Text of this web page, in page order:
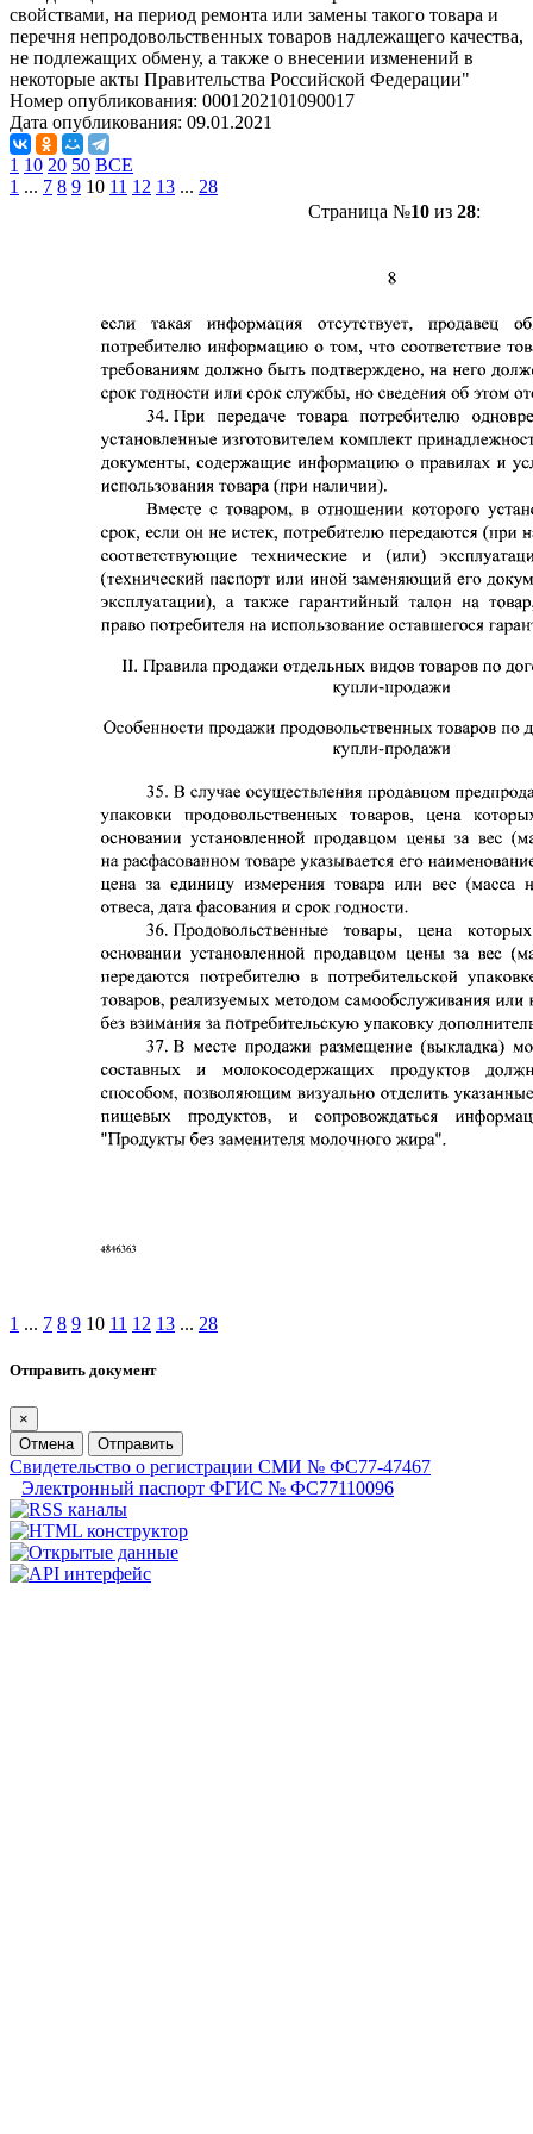
свойствами, на период ремонта или замены такого товара и
перечня непродовольственных товаров надлежащего качества,
не подлежащих обмену, а также о внесении изменений в
некоторые акты Правительства Российской Федерации"
Номер опубликования: 0001202101090017
Дата опубликования: 09.01.2021
1 10 20 50 ВСЕ
1 ... 7 8 9 10 11 12 13 ... 28
Страница №10из 28:
1 ... 7 8 9 10 11 12 13 ... 28
Отправить документ
×
Отмена
Отправить
Свидетельство о регистрации СМИ № ФС77-47467
Электронный паспорт ФГИС № ФС77110096